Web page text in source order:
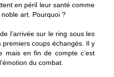
en péril leur santé comme
noble art. Pourquoi ?
l’arrivée sur le ring sous les
coups échangés. Il y
mais en fin de compte c’est
du combat.